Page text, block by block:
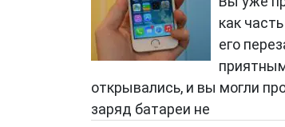
как
его
открывались, и вы могли
заряд батареи не